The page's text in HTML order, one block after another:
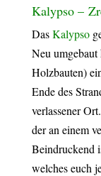
Kalypso –
Das Kalypso
Neu
Holzbauten)
Ende des
verlassener
der an einem
Beindruckend
welches euch